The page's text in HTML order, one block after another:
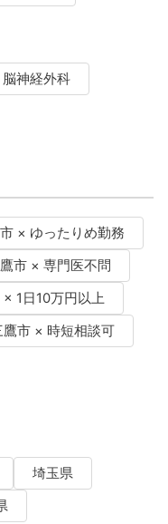
神経外科
× ゆったりめ勤務
市 × 専門医不問
1日10万円以上
鷹市 × 時短相談可
埼玉県